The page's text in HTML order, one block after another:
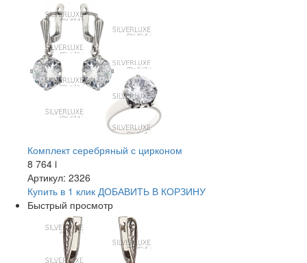
Комплект серебряный с цирконом
8 764 i
Артикул: 2326
Купить в 1 клик ДОБАВИТЬ В КОРЗИНУ
Быстрый просмотр